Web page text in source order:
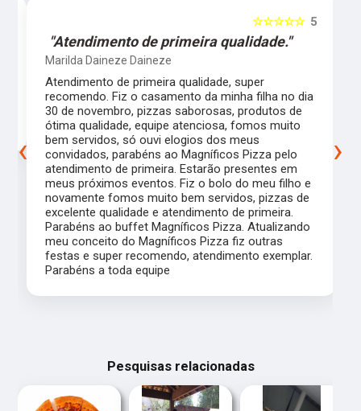
5
☆☆☆☆☆
"Atendimento de primeira qualidade."
Marilda Daineze Daineze
Atendimento de primeira qualidade, super
recomendo. Fiz o casamento da minha filha no dia
30 de novembro, pizzas saborosas, produtos de
ótima qualidade, equipe atenciosa, fomos muito
bem servidos, só ouvi elogios dos meus
convidados, parabéns ao Magníficos Pizza pelo
atendimento de primeira. Estarão presentes em
meus próximos eventos. Fiz o bolo do meu filho e
novamente fomos muito bem servidos, pizzas de
excelente qualidade e atendimento de primeira.
Parabéns ao buffet Magníficos Pizza. Atualizando
meu conceito do Magníficos Pizza fiz outras
festas e super recomendo, atendimento exemplar.
Parabéns a toda equipe
‹ ›
Pesquisas relacionadas